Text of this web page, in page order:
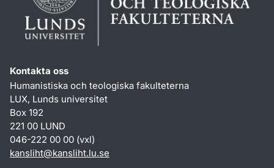
Kontakta oss
Humanistiska och teologiska fakulteterna
LUX, Lunds universitet
Box 192
221 00 LUND
046-222 00 00 (vxl)
kansliht@kansliht.lu.se